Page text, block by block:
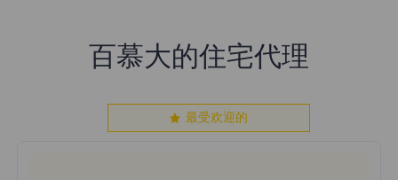
百慕大的住宅代理
最受欢迎的